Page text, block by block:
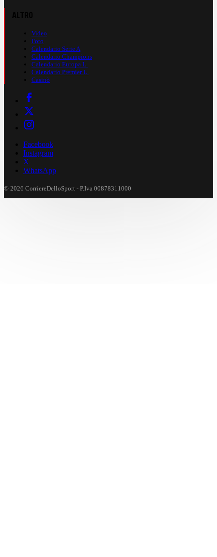
Video
Foto
Calendario Serie A
Calendario Champions
Calendario Europa L.
Calendario Premier L.
Casinò
Facebook
Instagram
X
WhatsApp
© 2026 CorriereDelloSport - P.Iva 00878311000